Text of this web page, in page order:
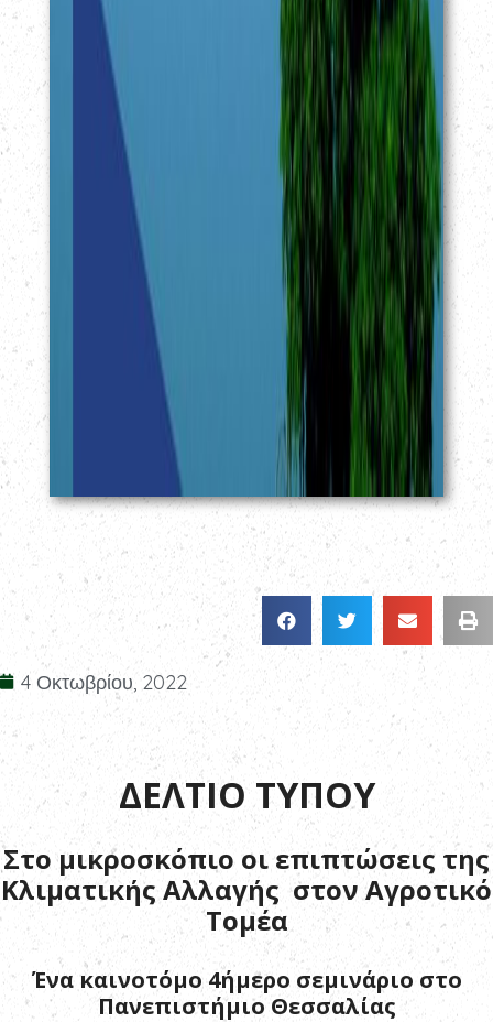
4 Οκτωβρίου, 2022
ΔΕΛΤΙΟ ΤΥΠΟΥ
Στο μικροσκόπιο οι επιπτώσεις της
Κλιματικής Αλλαγής στον Αγροτικό
Τομέα
Ένα καινοτόμο 4ήμερο σεμινάριο στο
Πανεπιστήμιο Θεσσαλίας